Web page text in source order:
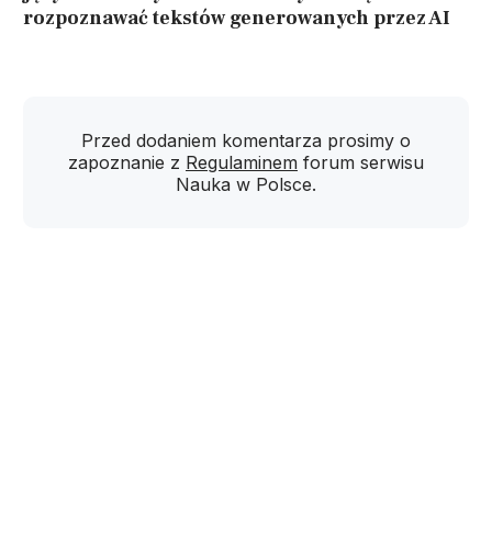
rozpoznawać tekstów generowanych przez AI
Przed dodaniem komentarza prosimy o
zapoznanie z Regulaminem forum serwisu
Nauka w Polsce.